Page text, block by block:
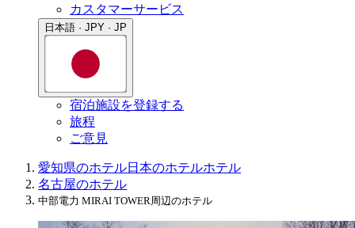
カスタマーサービス
日本語 · JPY · JP
宿泊施設を登録する
旅程
ご意見
愛知県のホテル日本のホテルホテル
名古屋のホテル
中部電力 MIRAI TOWER周辺のホテル